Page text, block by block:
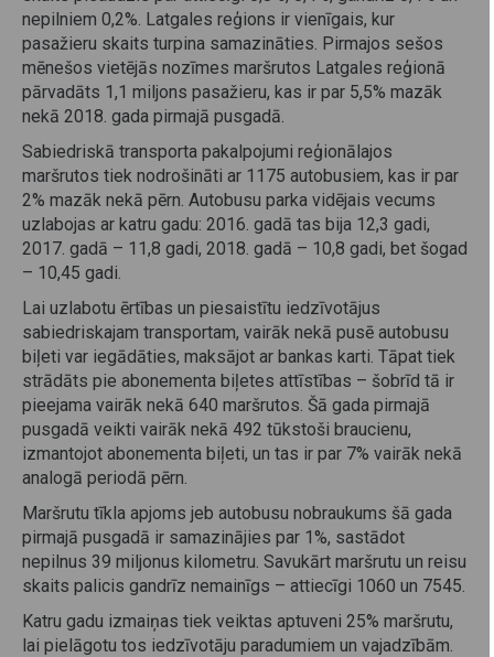
nepilniem 0,2%. Latgales reģions ir vienīgais, kur
pasažieru skaits turpina samazināties. Pirmajos sešos
mēnešos vietējās nozīmes maršrutos Latgales reģionā
pārvadāts 1,1 miljons pasažieru, kas ir par 5,5% mazāk
nekā 2018. gada pirmajā pusgadā.
Sabiedriskā transporta pakalpojumi reģionālajos
maršrutos tiek nodrošināti ar 1175 autobusiem, kas ir par
2% mazāk nekā pērn. Autobusu parka vidējais vecums
uzlabojas ar katru gadu: 2016. gadā tas bija 12,3 gadi,
2017. gadā – 11,8 gadi, 2018. gadā – 10,8 gadi, bet šogad
– 10,45 gadi.
Lai uzlabotu ērtības un piesaistītu iedzīvotājus
sabiedriskajam transportam, vairāk nekā pusē autobusu
biļeti var iegādāties, maksājot ar bankas karti. Tāpat tiek
strādāts pie abonementa biļetes attīstības – šobrīd tā ir
pieejama vairāk nekā 640 maršrutos. Šā gada pirmajā
pusgadā veikti vairāk nekā 492 tūkstoši braucienu,
izmantojot abonementa biļeti, un tas ir par 7% vairāk nekā
analogā periodā pērn.
Maršrutu tīkla apjoms jeb autobusu nobraukums šā gada
pirmajā pusgadā ir samazinājies par 1%, sastādot
nepilnus 39 miljonus kilometru. Savukārt maršrutu un reisu
skaits palicis gandrīz nemainīgs – attiecīgi 1060 un 7545.
Katru gadu izmaiņas tiek veiktas aptuveni 25% maršrutu,
lai pielāgotu tos iedzīvotāju paradumiem un vajadzībām.